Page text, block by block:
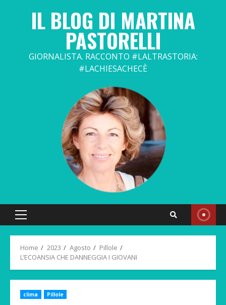
IL BLOG DI MARTINA
PASTORELLI
GIORNALISTA. RACCONTO #LALTRASTORIA:
#LACHIESACHECÈ
Primary
Home 2023 Agosto
Pillole
L’ECOANSIA CHE DANNEGGIA I GIOVANI
clima Pillole